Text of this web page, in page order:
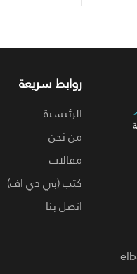
روابط سريعة
الرئيسية
من نحن
مقالات
كتب (بي دي اف)
اتصل بنا